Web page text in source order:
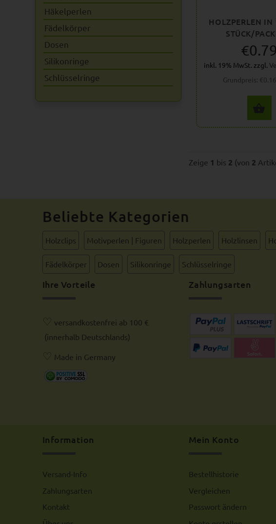
HOLZPERLEN IN
STÜCK/
€0.79
inkl. 19% MwSt. zzgl.
Grundpreis:
Zeige 1 bis 2 (von 2
Häkelperlen
Fädelkörper
Dosen
Silikonringe
Schlüsselringe
Beliebte Kategorien
Holzclips Motivperlen | Figuren Holzperlen Holzlinsen
Fädelkörper Dosen Silikonringe Schlüsselringe
Ihre Vorteile
versandkostenfrei ab 100 €
(innerhalb Deutschlands)
Made in Germany
Zahlungsarten
Information
Versand-Info
Zahlungsarten
Kontakt
Mein Konto
Bestellhistorie
Vergleichen
Passwort ändern